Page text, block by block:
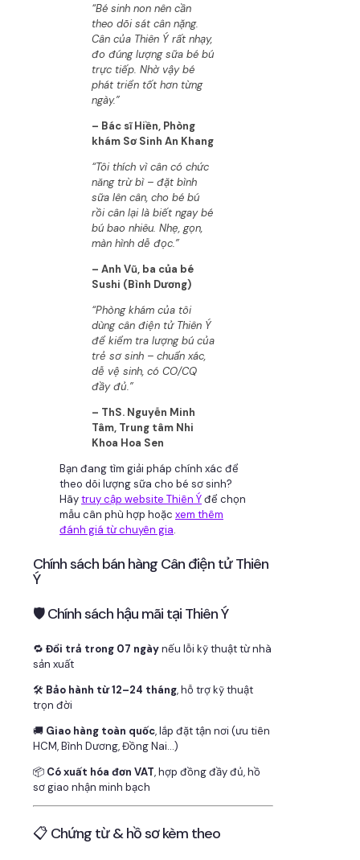
“Bé sinh non nên cần
theo dõi sát cân nặng.
Cân của Thiên Ý rất nhạy,
đo đúng lượng sữa bé bú
trực tiếp. Nhờ vậy bé
phát triển tốt hơn từng
ngày.”
– Bác sĩ Hiền, Phòng
khám Sơ Sinh An Khang
“Tôi thích vì cân có chức
năng trừ bì – đặt bình
sữa lên cân, cho bé bú
rồi cân lại là biết ngay bé
bú bao nhiêu. Nhẹ, gọn,
màn hình dễ đọc.”
– Anh Vũ, ba của bé
Sushi (Bình Dương)
“Phòng khám của tôi
dùng cân điện tử Thiên Ý
để kiểm tra lượng bú của
trẻ sơ sinh – chuẩn xác,
dễ vệ sinh, có CO/CQ
đầy đủ.”
– ThS. Nguyễn Minh
Tâm, Trung tâm Nhi
Khoa Hoa Sen
Bạn đang tìm giải pháp chính xác để
theo dõi lượng sữa cho bé sơ sinh?
Hãytruy cập website Thiên Ýđể chọn
mẫu cân phù hợp hoặc xem thêm
đánh giá từ chuyên gia.
Chính sách bán hàng Cân điện tử Thiên
Ý
🛡 Chính sách hậu mãi tại Thiên Ý
🔁 Đổi trả trong 07 ngàynếu lỗi kỹ thuật từ nhà
sản xuất
🛠 Bảo hành từ 12–24 tháng, hỗ trợ kỹ thuật
trọn đời
🚚 Giao hàng toàn quốc, lắp đặt tận nơi (ưu tiên
HCM, Bình Dương, Đồng Nai…)
📦 Có xuất hóa đơn VAT, hợp đồng đầy đủ, hồ
sơ giao nhận minh bạch
📋 Chứng từ & hồ sơ kèm theo